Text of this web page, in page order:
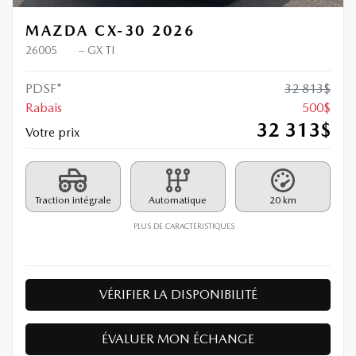
MAZDA CX-30 2026
26005 – GX TI
PDSF* 32 813$
Rabais
500$
Votre prix
32 313$
Traction intégrale Automatique 20 km
PLUS DE CARACTÉRISTIQUES
VÉRIFIER LA DISPONIBILITÉ
ÉVALUER MON ÉCHANGE